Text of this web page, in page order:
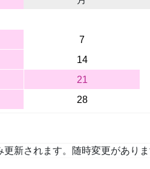
7
14
21
28
新されます。随時変更があり